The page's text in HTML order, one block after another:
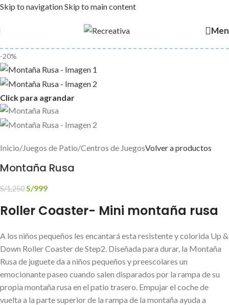
Skip to navigationSkip to main content
-20%
Click para agrandar
Inicio/Juegos de Patio/Centros de JuegosVolver a productos
Montaña Rusa
S/1,250S/999
Roller Coaster- Mini montaña rusa
A los niños pequeños les encantará esta resistente y colorida Up &
Down Roller Coaster de Step2. Diseñada para durar, la Montaña
Rusa de juguete da a niños pequeños y preescolares un
emocionante paseo cuando salen disparados por la rampa de su
propia montaña rusa en el patio trasero. Empujar el coche de
vuelta a la parte superior de la rampa de la montaña ayuda a